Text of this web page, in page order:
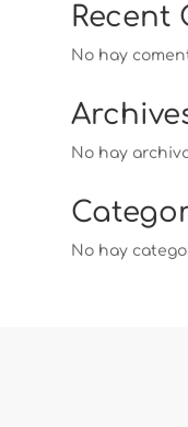
Recent
No hay
No hay
No hay